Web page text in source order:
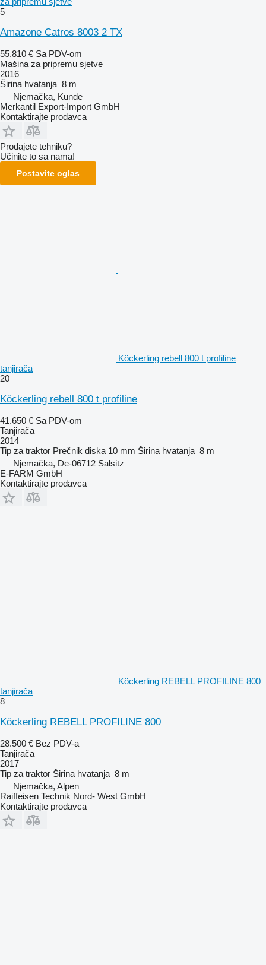
5
Amazone Catros 8003 2 TX
55.810 € Sa PDV-om
Mašina za pripremu sjetve
2016
Širina hvatanja 8 m
Njemačka, Kunde
Merkantil Export-Import GmbH
Kontaktirajte prodavca
Prodajete tehniku?
Učinite to sa nama!
Postavite oglas
Köckerling rebell 800 t profiline
tanjirača
20
Köckerling rebell 800 t profiline
41.650 € Sa PDV-om
Tanjirača
2014
Tip za traktor Prečnik diska 10 mm Širina hvatanja 8 m
Njemačka, De-06712 Salsitz
E-FARM GmbH
Kontaktirajte prodavca
Köckerling REBELL PROFILINE 800
tanjirača
8
Köckerling REBELL PROFILINE 800
28.500 € Bez PDV-a
Tanjirača
2017
Tip za traktor Širina hvatanja 8 m
Njemačka, Alpen
Raiffeisen Technik Nord- West GmbH
Kontaktirajte prodavca